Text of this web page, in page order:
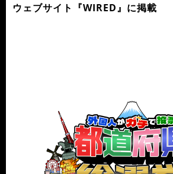
ウェブサイト『WIRED』に掲載